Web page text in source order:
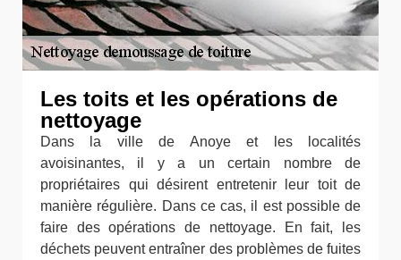
Les toits et les opérations de
nettoyage
Dans la ville de Anoye et les localités
avoisinantes, il y a un certain nombre de
propriétaires qui désirent entretenir leur toit de
manière régulière. Dans ce cas, il est possible de
faire des opérations de nettoyage. En fait, les
déchets peuvent entraîner des problèmes de fuites